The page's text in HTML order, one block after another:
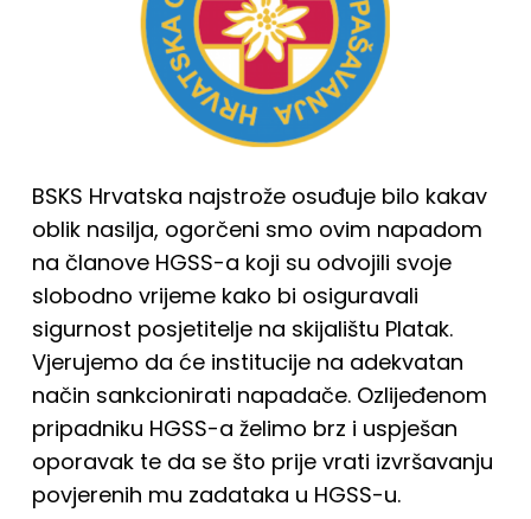
BSKS Hrvatska najstrože osuđuje bilo kakav
oblik nasilja, ogorčeni smo ovim napadom
na članove HGSS-a koji su odvojili svoje
slobodno vrijeme kako bi osiguravali
sigurnost posjetitelje na skijalištu Platak.
Vjerujemo da će institucije na adekvatan
način sankcionirati napadače. Ozlijeđenom
pripadniku HGSS-a želimo brz i uspješan
oporavak te da se što prije vrati izvršavanju
povjerenih mu zadataka u HGSS-u.